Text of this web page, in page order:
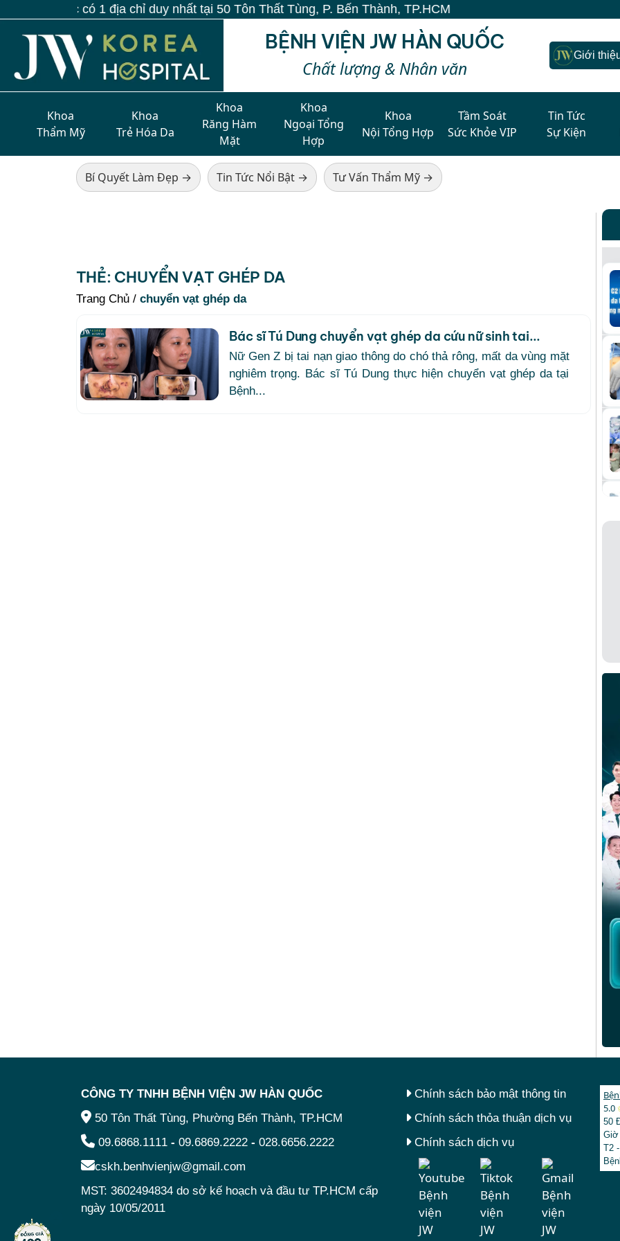
có 1 địa chỉ duy nhất tại 50 Tôn Thất Tùng, P. Bến Thành, TP.HCM
BỆNH VIỆN JW HÀN QUỐC
Chất lượng & Nhân văn
Giới
Khoa
Thẩm Mỹ
Khoa
Trẻ Hóa Da
Khoa
Răng Hàm
Mặt
Khoa
Ngoại Tổng
Hợp
Khoa
Nội Tổng Hợp
Tầm Soát
Sức Khỏe VIP
Tin Tức
Sự Kiện
Bí Quyết Làm Đẹp → Tin Tức Nổi Bật → Tư Vấn Thẩm Mỹ →
THẺ: CHUYỂN VẠT GHÉP DA
Trang Chủ/ chuyển vạt ghép da
Bác sĩ Tú Dung chuyển vạt ghép da cứu nữ sinh tai...
Nữ Gen Z bị tai nạn giao thông do chó thả rông, mất da vùng mặt
nghiêm trọng. Bác sĩ Tú Dung thực hiện chuyển vạt ghép da tại
Bệnh...
CÔNG TY TNHH BỆNH VIỆN JW HÀN QUỐC
50 Tôn Thất Tùng, Phường Bến Thành, TP.HCM
09.6868.1111 - 09.6869.2222 - 028.6656.2222
cskh.benhvienjw@gmail.com
MST: 3602494834 do sở kế hoạch và đầu tư TP.HCM cấp
ngày 10/05/2011
Chính sách bảo mật thông tin
Chính sách thỏa thuận dịch vụ
Chính sách dịch vụ
5.0
50
Giờ
T2